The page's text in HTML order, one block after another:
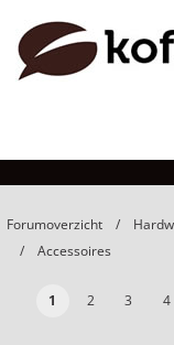
Forumoverzicht
Accessoires
1 2 3 4